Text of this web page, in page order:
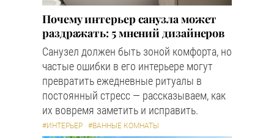
Почему интерьер санузла может
раздражать: 5 мнений дизайнеров
Санузел должен быть зоной комфорта, но
частые ошибки в его интерьере могут
превратить ежедневные ритуалы в
постоянный стресс — рассказываем, как
их вовремя заметить и исправить.
#ИНТЕРЬЕР #ВАННЫЕ КОМНАТЫ